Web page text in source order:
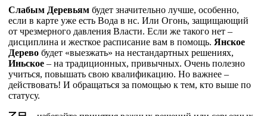
Слабым Деревьям будет значительно лучше, особенно,
если в карте уже есть Вода в нс. Или Огонь, защищающий
от чрезмерного давления Власти. Если же такого нет –
дисциплина и жесткое расписание вам в помощь. Янское
Дерево будет «выезжать» на нестандартных решениях,
Иньское – на традиционных, привычных. Очень полезно
учиться, повышать свою квалификацию. Но важнее –
действовать! И обращаться за помощью к тем, кто выше по
статусу.